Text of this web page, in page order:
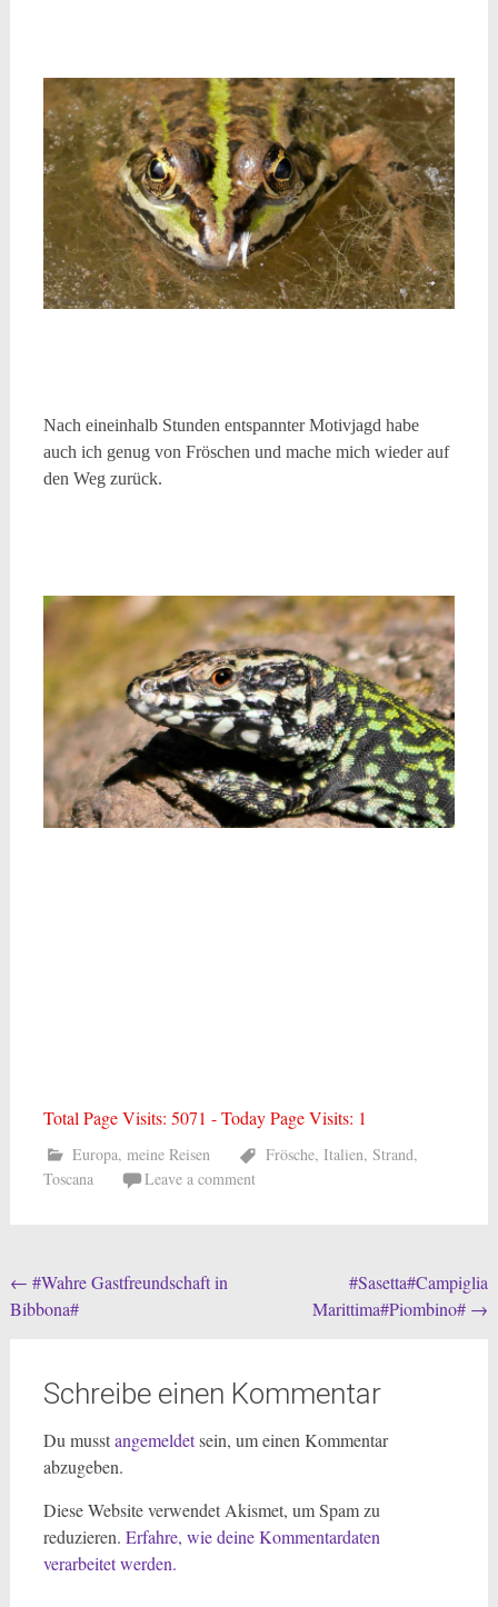
Nach eineinhalb Stunden entspannter Motivjagd habe
auch ich genug von Fröschen und mache mich wieder auf
den Weg zurück.
Total Page Visits: 5071 - Today Page Visits: 1
Europa, meine Reisen Frösche, Italien, Strand,
Toscana
Leave a comment
Post
navigation
← #Wahre Gastfreundschaft in
Bibbona#
#Sasetta#Campiglia
Marittima#Piombino# →
Schreibe einen Kommentar
Du musstangemeldetsein, um einen Kommentar
abzugeben.
Diese Website verwendet Akismet, um Spam zu
reduzieren. Erfahre, wie deine Kommentardaten
verarbeitet werden.